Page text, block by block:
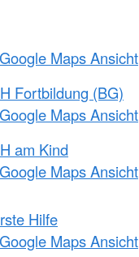
Maps Ansicht
Fortbildung (BG)
Maps Ansicht
am Kind
Maps Ansicht
Hilfe
Maps Ansicht